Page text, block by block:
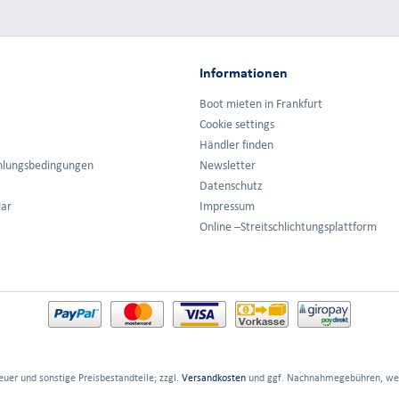
Informationen
Boot mieten in Frankfurt
Cookie settings
Händler finden
Newsletter
Datenschutz
Impressum
Online –Streitschlichtungsplattform
und sonstige Preisbestandteile; zzgl. Versandkostenund ggf. Nachnahmegebühren,